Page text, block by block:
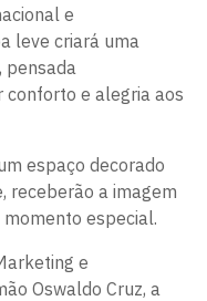
e
leve criará uma
pensada
e alegria aos
espaço decorado
receberão a imagem
especial.
e
Oswaldo Cruz, a